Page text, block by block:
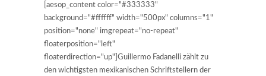
[aesop_content color="#333333"
background="#ffffff" width="500px" columns="1"
position="none" imgrepeat="no-repeat"
floaterposition="left"
floaterdirection="up"]Guillermo Fadanelli zählt zu
den wichtigsten mexikanischen Schriftstellern der